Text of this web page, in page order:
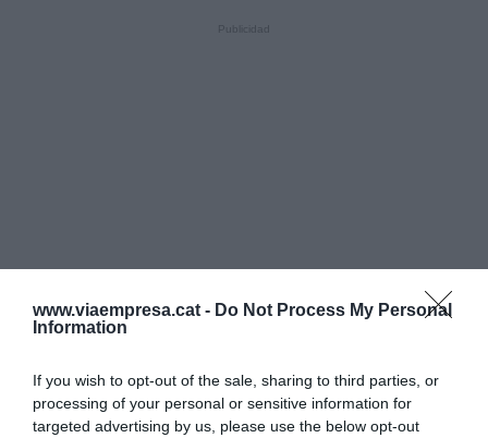
www.viaempresa.cat - Do Not Process My Personal
Information
If you wish to opt-out of the sale, sharing to third parties, or
processing of your personal or sensitive information for
targeted advertising by us, please use the below opt-out